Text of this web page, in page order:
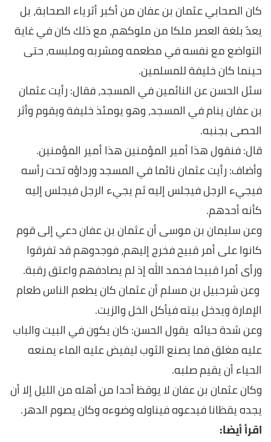
كان الصحابي عثمان بن عفان من أكبر أثرياء الصحابة، بل
يعدّ بلغة العصر ملكا من ملوكهم، مع ذلك كان في غاية
التواضع مع نفسه في مطعمه ومشربه وملبسه، حتى
حينما كان خليفة للمسلمين.
سئل الحسن عن النائمين في المسجد، فقال: رأيت عثمان
بن عفان ينام في المسجد، وهو يومئذ خليفة ويقوم وأثر
الحصى بجنبه.
قال: فنقول هذا أمير المؤمنين هذا أمير المؤمنين.
وأضاف: رأيت عثمان نائما في المسجد ورداؤه تحت رأسه
فيجيء الرجل فيجلس إليه ثم يجيء الرجل فيجلس إليه
كأنه أحدهم.
وعن سليمان بن موسى أن عثمان بن عفان دعي إلى قوم
كانوا على أمر قبيح فخرج إليهم، فوجدوهم قد تفرقوا
ورأى أمرا قبيحا فحمد الله إذ لم يصادفهم واعتق رقبة.
وعن شرحبيل بن مسلم أن عثمان كان يطعم الناس طعام
الإمارة ويدخل بيته فيأكل الخل والزيت.
وعن شدة حيائه يقول الحسن: كان يكون في البيت والباب
عليه مغلق فما يصنع الثوب ليفيض عليه الماء يمنعه
الحياء أن يقيم صلبه.
وكان عثمان بن عفان لا يوقظ أحدا من أهله من الليل إلا أن
يجده يقظانا فيدعوه فيناوله وضوءه وكان يصوم الدهر.
اقرأ أيضا: